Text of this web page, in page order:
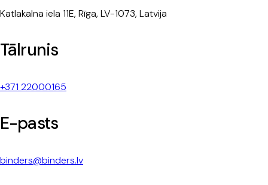
Katlakalna iela 11E, Rīga, LV-1073, Latvija
Tālrunis
+371 22000165
E-pasts
binders@binders.lv